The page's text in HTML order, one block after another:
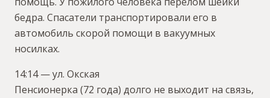
бедра. Спасатели транспортировали его в
автомобиль скорой помощи в вакуумных
носилках.
14:14 — ул. Окская
Пенсионерка (72 года) долго не выходит на связь,